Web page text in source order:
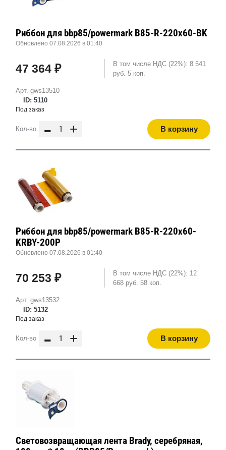
Арт. gws13510
ID: 5110
Риббон для bbp85/powermark B85-R-220x60-BK
Обновлено 07.08.2026 в 01:40
47 364 ₽
В том числе НДС (22%): 8 541
руб. 5 коп.
Под заказ
Кол-во - + В корзину
Арт. gws13532
ID: 5132
Риббон для bbp85/powermark B85-R-220x60-
KRBY-200P
Обновлено 07.08.2026 в 01:40
70 253 ₽
В том числе НДС (22%): 12
668 руб. 58 коп.
Под заказ
Кол-во - + В корзину
Световозвращающая лента Brady, серебряная,